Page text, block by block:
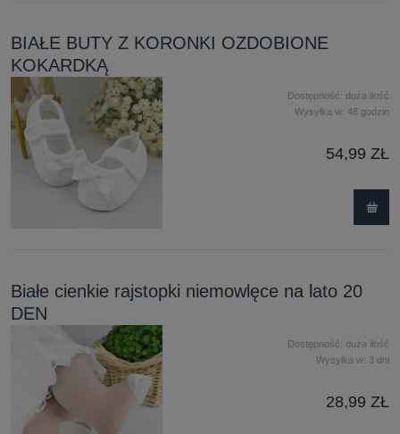
BIAŁE BUTY Z KORONKI OZDOBIONE
KOKARDKĄ
Dostępność: duża ilość
Wysyłka w: 48 godzin
54,99 ZŁ
Białe cienkie rajstopki niemowlęce na lato 20
DEN
Dostępność: duża ilość
Wysyłka w: 3 dni
28,99 ZŁ